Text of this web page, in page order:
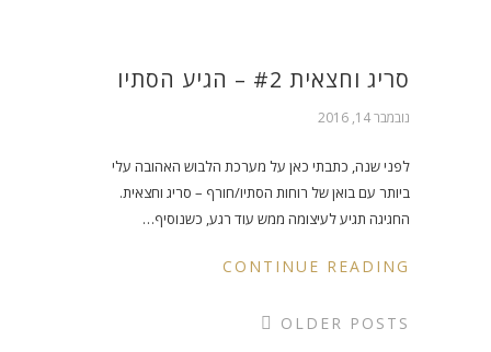
סריג וחצאית #2 – הגיע הסתיו
נובמבר 14, 2016
לפני שנה, כתבתי כאן על מערכת הלבוש האהובה עלי
ביותר עם בואן של רוחות הסתיו/חורף – סריג וחצאית.
החגיגה תגיע לעיצומה ממש עוד רגע, כשנוסיף…
CONTINUE READING
OLDER POSTS